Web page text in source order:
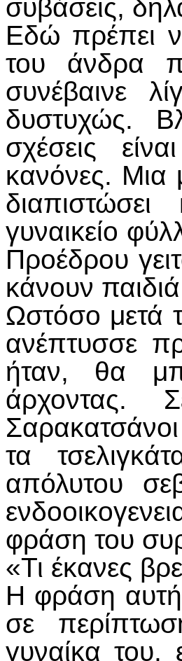
συβάσεις,
Εδώ πρέπει
του άνδρα
συνέβαινε
δυστυχώς.
σχέσεις
κανόνες. Μια
γυναικείο
Προέδρου
κάνουν
Ωστόσο μετά
ανέπτυσσε
ήταν, θα
άρχοντας.
Σαρακατσάνοι
τα
απόλυτου
φράση του
«Τι έκανες
Η φράση αυτή
σε
γυναίκα